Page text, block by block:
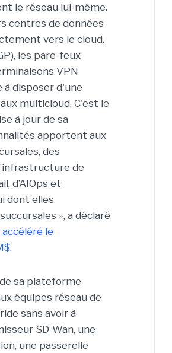
le réseau lui-même.
centres de données
vers le cloud.
les pare-feux
VPN
disposer d'une
multicloud. C'est le
à jour de sa
apportent aux
des
de
d’AIOps et
dont elles
», a déclaré
le
.
sa plateforme
équipes réseau de
sans avoir à
SD-Wan, une
une passerelle